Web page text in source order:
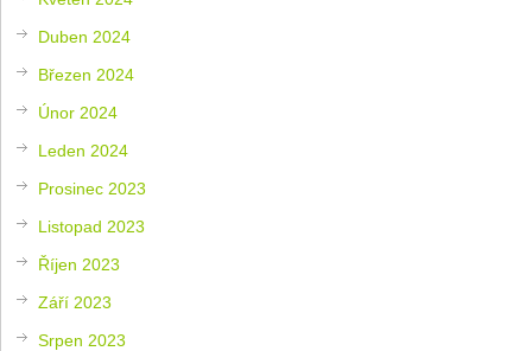
Duben 2024
Březen 2024
Únor 2024
Leden 2024
Prosinec 2023
Listopad 2023
Říjen 2023
Září 2023
Srpen 2023